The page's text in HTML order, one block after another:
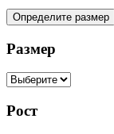
Определите размер
Размер
Рост